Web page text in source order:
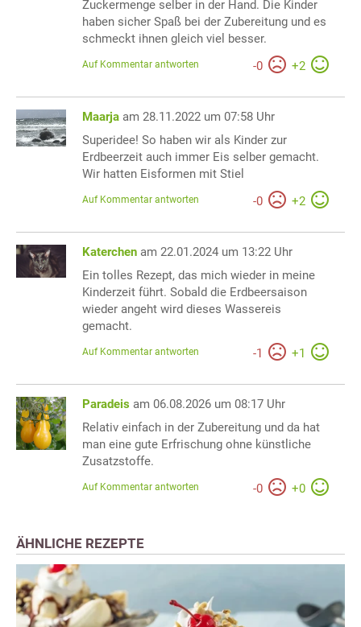
Zuckermenge selber in der Hand. Die Kinder
haben sicher Spaß bei der Zubereitung und es
schmeckt ihnen gleich viel besser.
-0 +2
Auf Kommentar antworten
Maarja am 28.11.2022 um 07:58 Uhr
Superidee! So haben wir als Kinder zur
Erdbeerzeit auch immer Eis selber gemacht.
Wir hatten Eisformen mit Stiel
-0 +2
Auf Kommentar antworten
Katerchen am 22.01.2024 um 13:22 Uhr
Ein tolles Rezept, das mich wieder in meine
Kinderzeit führt. Sobald die Erdbeersaison
wieder angeht wird dieses Wassereis
gemacht.
-1 +1
Auf Kommentar antworten
Paradeis am 06.08.2026 um 08:17 Uhr
Relativ einfach in der Zubereitung und da hat
man eine gute Erfrischung ohne künstliche
Zusatzstoffe.
-0 +0
Auf Kommentar antworten
ÄHNLICHE REZEPTE